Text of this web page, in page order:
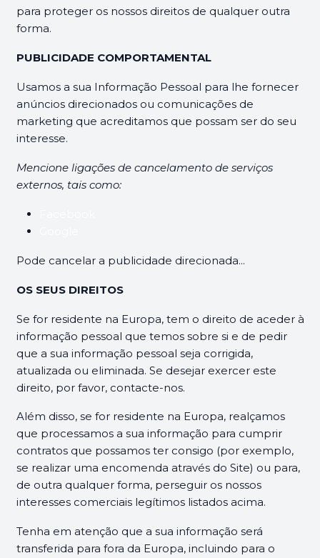
para proteger os nossos direitos de qualquer outra
forma.
PUBLICIDADE COMPORTAMENTAL
Usamos a sua Informação Pessoal para lhe fornecer
anúncios direcionados ou comunicações de
marketing que acreditamos que possam ser do seu
interesse.
Mencione ligações de cancelamento de serviços
externos, tais como:
Pode cancelar a publicidade direcionada...
OS SEUS DIREITOS
Se for residente na Europa, tem o direito de aceder à
informação pessoal que temos sobre si e de pedir
que a sua informação pessoal seja corrigida,
atualizada ou eliminada. Se desejar exercer este
direito, por favor, contacte-nos.
Além disso, se for residente na Europa, realçamos
que processamos a sua informação para cumprir
contratos que possamos ter consigo (por exemplo,
se realizar uma encomenda através do Site) ou para,
de outra qualquer forma, perseguir os nossos
interesses comerciais legítimos listados acima.
Tenha em atenção que a sua informação será
transferida para fora da Europa, incluindo para o